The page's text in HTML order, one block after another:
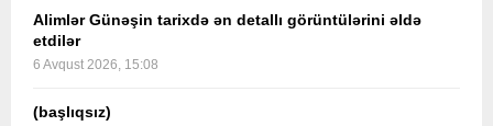
Alimlər Günəşin tarixdə ən detallı görüntülərini əldə
etdilər
6 Avqust 2026, 15:08
(başlıqsız)